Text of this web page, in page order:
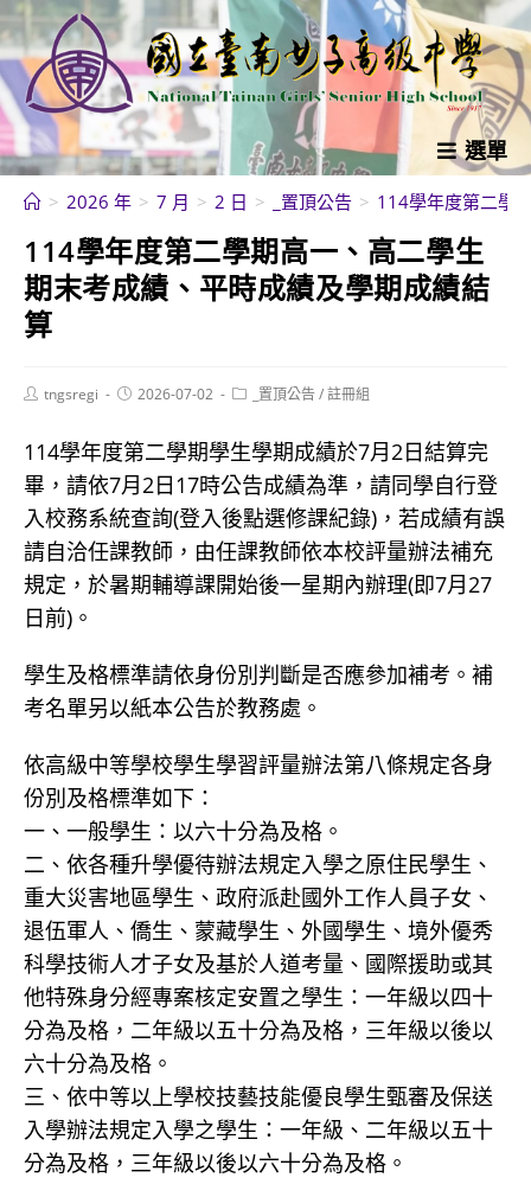
跳
轉
至
主
要
內
選單
> 2026 年 > 7 月 > 2 日 > _置頂公告 > 114學年度第二學
114學年度第二學期高一、高二學生
期末考成績、平時成績及學期成績結
算
Posttngsregi
Post2026-07-02
Post _置頂公告/註冊組
114學年度第二學期學生學期成績於7月2日結算完
畢，請依7月2日17時公告成績為準，請同學自行登
入校務系統查詢(登入後點選修課紀錄)，若成績有誤
請自洽任課教師，由任課教師依本校評量辦法補充
規定，於暑期輔導課開始後一星期內辦理(即7月27
日前)。
學生及格標準請依身份別判斷是否應參加補考。補
考名單另以紙本公告於教務處。
依高級中等學校學生學習評量辦法第八條規定各身
份別及格標準如下：
一、一般學生：以六十分為及格。
二、依各種升學優待辦法規定入學之原住民學生、
重大災害地區學生、政府派赴國外工作人員子女、
退伍軍人、僑生、蒙藏學生、外國學生、境外優秀
科學技術人才子女及基於人道考量、國際援助或其
他特殊身分經專案核定安置之學生：一年級以四十
分為及格，二年級以五十分為及格，三年級以後以
六十分為及格。
三、依中等以上學校技藝技能優良學生甄審及保送
入學辦法規定入學之學生：一年級、二年級以五十
分為及格，三年級以後以六十分為及格。